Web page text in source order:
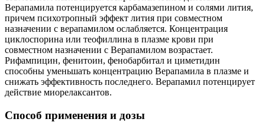
Верапамила потенцируется карбамазепином и солями лития,
причем психотропный эффект лития при совместном
назначении с верапамилом ослабляется. Концентрация
циклоспорина или теофиллина в плазме крови при
совместном назначении с Верапамилом возрастает.
Рифампицин, фенитоин, фенобарбитал и циметидин
способны уменьшать концентрацию Верапамила в плазме и
снижать эффективность последнего. Верапамил потенцирует
действие миорелаксантов.
Способ применения и дозы